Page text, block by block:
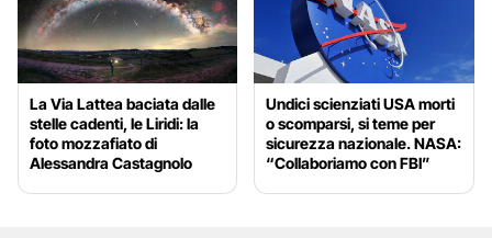
La Via Lattea baciata dalle
stelle cadenti, le Liridi: la
foto mozzafiato di
Alessandra Castagnolo
Undici scienziati USA morti
o scomparsi, si teme per
sicurezza nazionale. NASA:
“Collaboriamo con FBI”